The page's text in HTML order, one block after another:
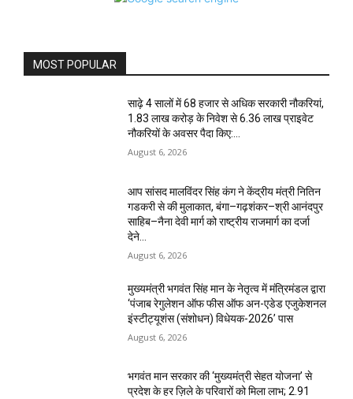
MOST POPULAR
साढ़े 4 सालों में 68 हजार से अधिक सरकारी नौकरियां,
1.83 लाख करोड़ के निवेश से 6.36 लाख प्राइवेट
नौकरियों के अवसर पैदा किए:...
August 6, 2026
आप सांसद मालविंदर सिंह कंग ने केंद्रीय मंत्री नितिन
गडकरी से की मुलाकात, बंगा–गढ़शंकर–श्री आनंदपुर
साहिब–नैना देवी मार्ग को राष्ट्रीय राजमार्ग का दर्जा
देने...
August 6, 2026
मुख्यमंत्री भगवंत सिंह मान के नेतृत्व में मंत्रिमंडल द्वारा
‘पंजाब रेगुलेशन ऑफ फीस ऑफ अन-एडेड एजुकेशनल
इंस्टीट्यूशंस (संशोधन) विधेयक-2026’ पास
August 6, 2026
भगवंत मान सरकार की ‘मुख्यमंत्री सेहत योजना’ से
प्रदेश के हर ज़िले के परिवारों को मिला लाभ; 2.91